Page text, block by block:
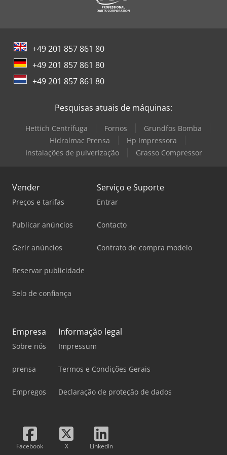
Zeppelin Silo
+49 201 857 861 80
+49 201 857 861 80
+49 201 857 861 80
Pesquisas atuais de máquinas:
Hettich Centrífuga Fornos
Grundfos Bomba
Hidralmac Prensa
Hp Impressora
Instalações de pulverização
Grasso Compressor
Vender
Preços e tarifas
Publicar anúncios
Gerir anúncios
Reservar publicidade
Selo de confiança
Serviço e Suporte
Entrar
Contacto
Contrato de compra modelo
Empresa
Sobre nós
prensa
Empregos
Informação legal
Impressum
Termos e Condições Gerais
Declaração de proteção de dados
Facebook X LinkedIn